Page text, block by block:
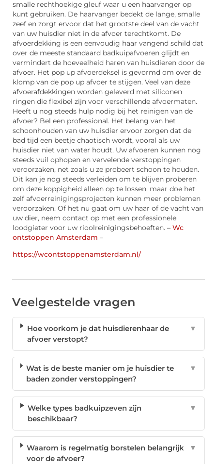
smalle rechthoekige gleuf waar u een haarvanger op
kunt gebruiken. De haarvanger bedekt de lange, smalle
zeef en zorgt ervoor dat het grootste deel van de vacht
van uw huisdier niet in de afvoer terechtkomt. De
afvoerdekking is een eenvoudig haar vangend schild dat
over de meeste standaard badkuipafvoeren glijdt en
vermindert de hoeveelheid haren van huisdieren door de
afvoer. Het pop up afvoerdeksel is gevormd om over de
klomp van de pop up afvoer te stijgen. Veel van deze
afvoerafdekkingen worden geleverd met siliconen
ringen die flexibel zijn voor verschillende afvoermaten.
Heeft u nog steeds hulp nodig bij het reinigen van de
afvoer? Bel een professional. Het belang van het
schoonhouden van uw huisdier ervoor zorgen dat de
bad tijd een beetje chaotisch wordt, vooral als uw
huisdier niet van water houdt. Uw afvoeren kunnen nog
steeds vuil ophopen en vervelende verstoppingen
veroorzaken, net zoals u ze probeert schoon te houden.
Dit kan je nog steeds verleiden om te blijven proberen
om deze koppigheid alleen op te lossen, maar doe het
zelf afvoerreinigingsprojecten kunnen meer problemen
veroorzaken. Of het nu gaat om uw haar of de vacht van
uw dier, neem contact op met een professionele
loodgieter voor uw rioolreinigingsbehoeften. – Wc
ontstoppen Amsterdam –
https://wcontstoppenamsterdam.nl/
Veelgestelde vragen
Hoe voorkom je dat huisdierenhaar de
afvoer verstopt?
▼
Wat is de beste manier om je huisdier te
baden zonder verstoppingen?
▼
Welke types badkuipzeven zijn
beschikbaar?
▼
Waarom is regelmatig borstelen belangrijk
voor de afvoer?
▼